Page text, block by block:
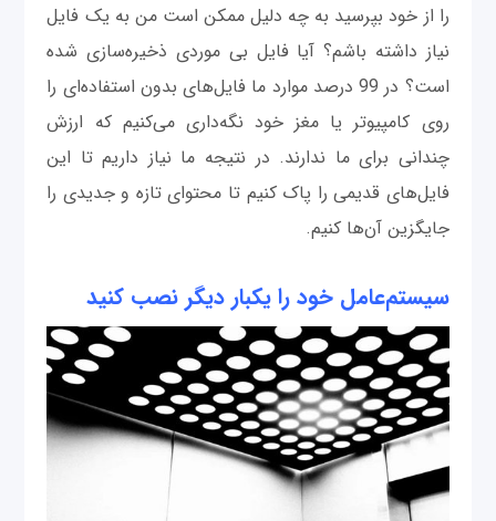
را از خود بپرسید به چه دلیل ممکن است من به یک فایل
نیاز داشته باشم؟ آیا فایل بی موردی ذخیره‌سازی شده
است؟ در 99 درصد موارد ما فایل‌های بدون استفاده‌ای را
روی کامپیوتر یا مغز خود نگه‌داری می‌کنیم که ارزش
چندانی برای ما ندارند. در نتیجه ما نیاز داریم تا این
فایل‌های قدیمی را پاک کنیم تا محتوای تازه و جدیدی را
جایگزین آن‌ها کنیم.
سیستم‌عامل خود را یکبار دیگر نصب کنید